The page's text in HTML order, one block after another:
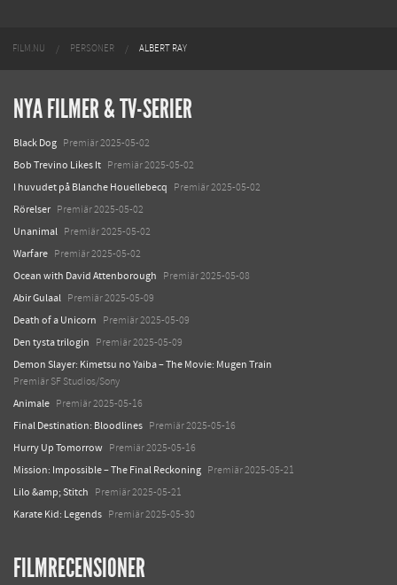
FILM.NU PERSONER ALBERT RAY
NYA FILMER & TV-SERIER
Black Dog Premiär 2025-05-02
Bob Trevino Likes It Premiär 2025-05-02
I huvudet på Blanche Houellebecq Premiär 2025-05-02
Rörelser Premiär 2025-05-02
Unanimal Premiär 2025-05-02
Warfare Premiär 2025-05-02
Ocean with David Attenborough Premiär 2025-05-08
Abir Gulaal Premiär 2025-05-09
Death of a Unicorn Premiär 2025-05-09
Den tysta trilogin Premiär 2025-05-09
Demon Slayer: Kimetsu no Yaiba – The Movie: Mugen Train
Premiär SF Studios/Sony
Animale Premiär 2025-05-16
Final Destination: Bloodlines Premiär 2025-05-16
Hurry Up Tomorrow Premiär 2025-05-16
Mission: Impossible – The Final Reckoning Premiär 2025-05-21
Lilo &amp; Stitch Premiär 2025-05-21
Karate Kid: Legends Premiär 2025-05-30
FILMRECENSIONER